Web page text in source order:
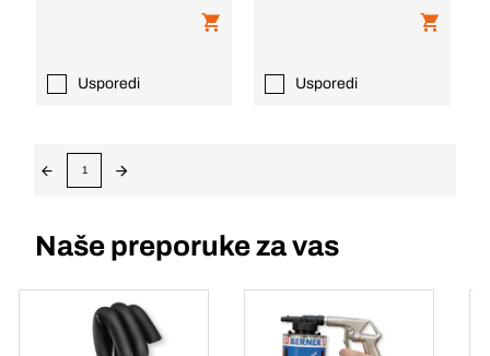
Usporedi Usporedi
1
Naše preporuke za vas